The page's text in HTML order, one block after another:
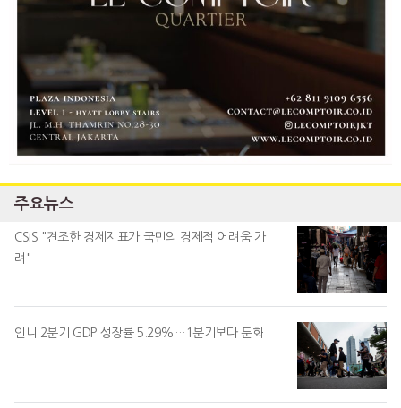
주요뉴스
CSIS "견조한 경제지표가 국민의 경제적 어려움 가
려"
인니 2분기 GDP 성장률 5.29%…1분기보다 둔화